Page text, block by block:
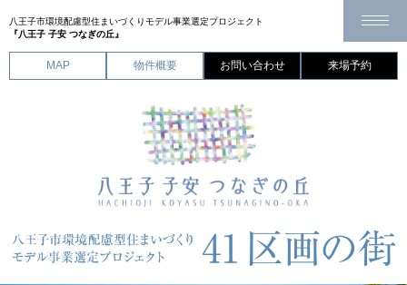
八王子市環境配慮型住まいづくりモデル事業選定プロジェクト
『八王子 子安 つなぎの丘』
MAP 物件概要 お問い合わせ 来場予約
CLOSE